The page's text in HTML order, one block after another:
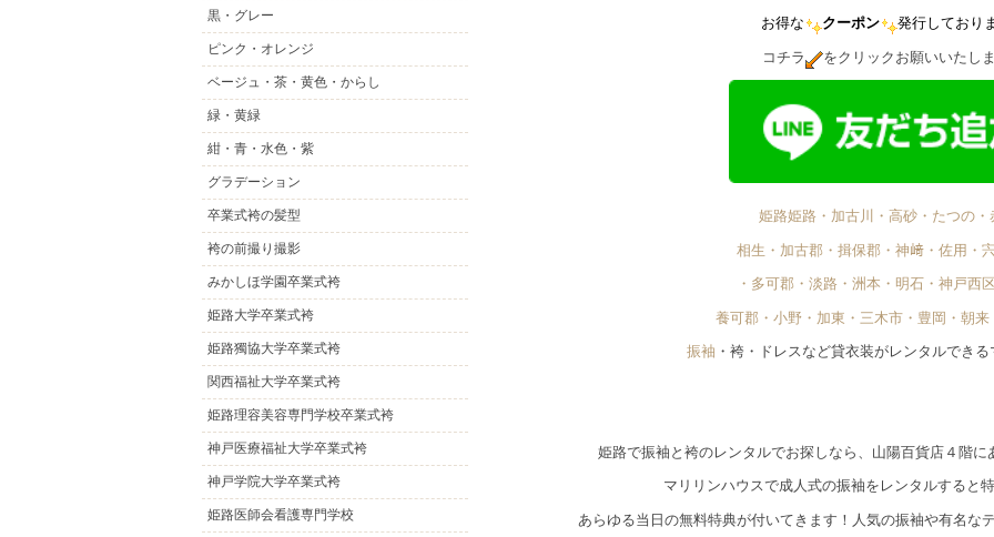
お得な クーポン 発行しており
コチラ をクリックお願いいたし
姫路姫路・加古川・高砂・たつの・
相生・加古郡・揖保郡・神﨑・佐用・
・多可郡・淡路・洲本・明石・神戸西
養可郡・小野・加東・三木市・豊岡・朝
振袖 ・袴・ドレスなど貸衣装がレンタルでき
姫路で振袖と袴のレンタルでお探しなら、山陽百貨店４階
マリリンハウスで成人式の振袖をレンタルすると
あらゆる当日の無料特典が付いてきます！人気の振袖や有名な
黒・グレー
ピンク・オレンジ
ベージュ・茶・黄色・からし
緑・黄緑
紺・青・水色・紫
グラデーション
卒業式袴の髪型
袴の前撮り撮影
みかしほ学園卒業式袴
姫路大学卒業式袴
姫路獨協大学卒業式袴
関西福祉大学卒業式袴
姫路理容美容専門学校卒業式袴
神戸医療福祉大学卒業式袴
神戸学院大学卒業式袴
姫路医師会看護専門学校